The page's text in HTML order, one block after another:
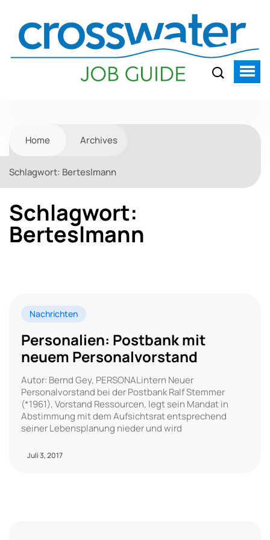
Home Archives
Schlagwort: Berteslmann
Schlagwort:
Berteslmann
Nachrichten
Personalien: Postbank mit
neuem Personalvorstand
Autor: Bernd Gey, PERSONALintern Neuer
Personalvorstand bei der Postbank Ralf Stemmer
(*1961), Vorstand Ressourcen, legt sein Mandat in
Abstimmung mit dem Aufsichtsrat entsprechend
seiner Lebensplanung nieder und wird
Juli 3, 2017